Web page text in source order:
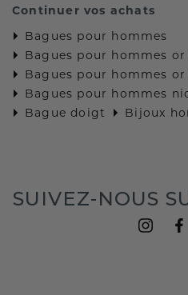
Continuer vos achats
Bagues pour hommes
Bagues pour hommes or
Bagues pour hommes
Bagues pour hommes
Bague doigt
Bijoux
SUIVEZ-NOUS